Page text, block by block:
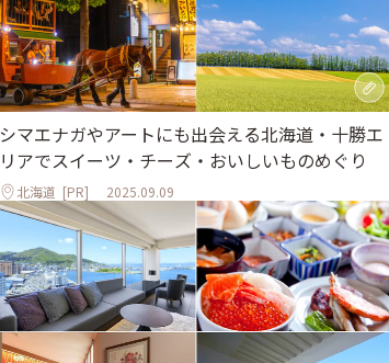
シマエナガやアートにも出会える北海道・十勝エ
リアでスイーツ・チーズ・おいしいものめぐり
北海道 [PR] 2025.09.09